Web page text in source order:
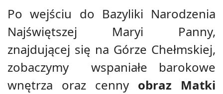
Po wejściu do Bazyliki Narodzenia
Najświętszej Maryi Panny,
znajdującej się na Górze Chełmskiej,
zobaczymy wspaniałe barokowe
wnętrza oraz cenny obraz Matki